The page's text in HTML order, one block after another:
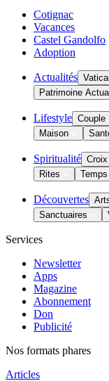
Cotignac
Vacances
Castel Gandolfo
Adoption
Actualités
Patrimoine
Lifestyle Couple
Maison
Spiritualité Croix
Rites
Découvertes
Sanctuaires
Services
Newsletter
Apps
Magazine
Abonnement
Don
Publicité
Nos formats phares
Articles